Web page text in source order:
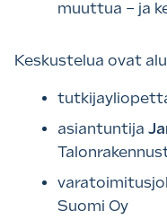
muuttua – ja
Keskustelua ovat
asiantuntija
Suomi Oy